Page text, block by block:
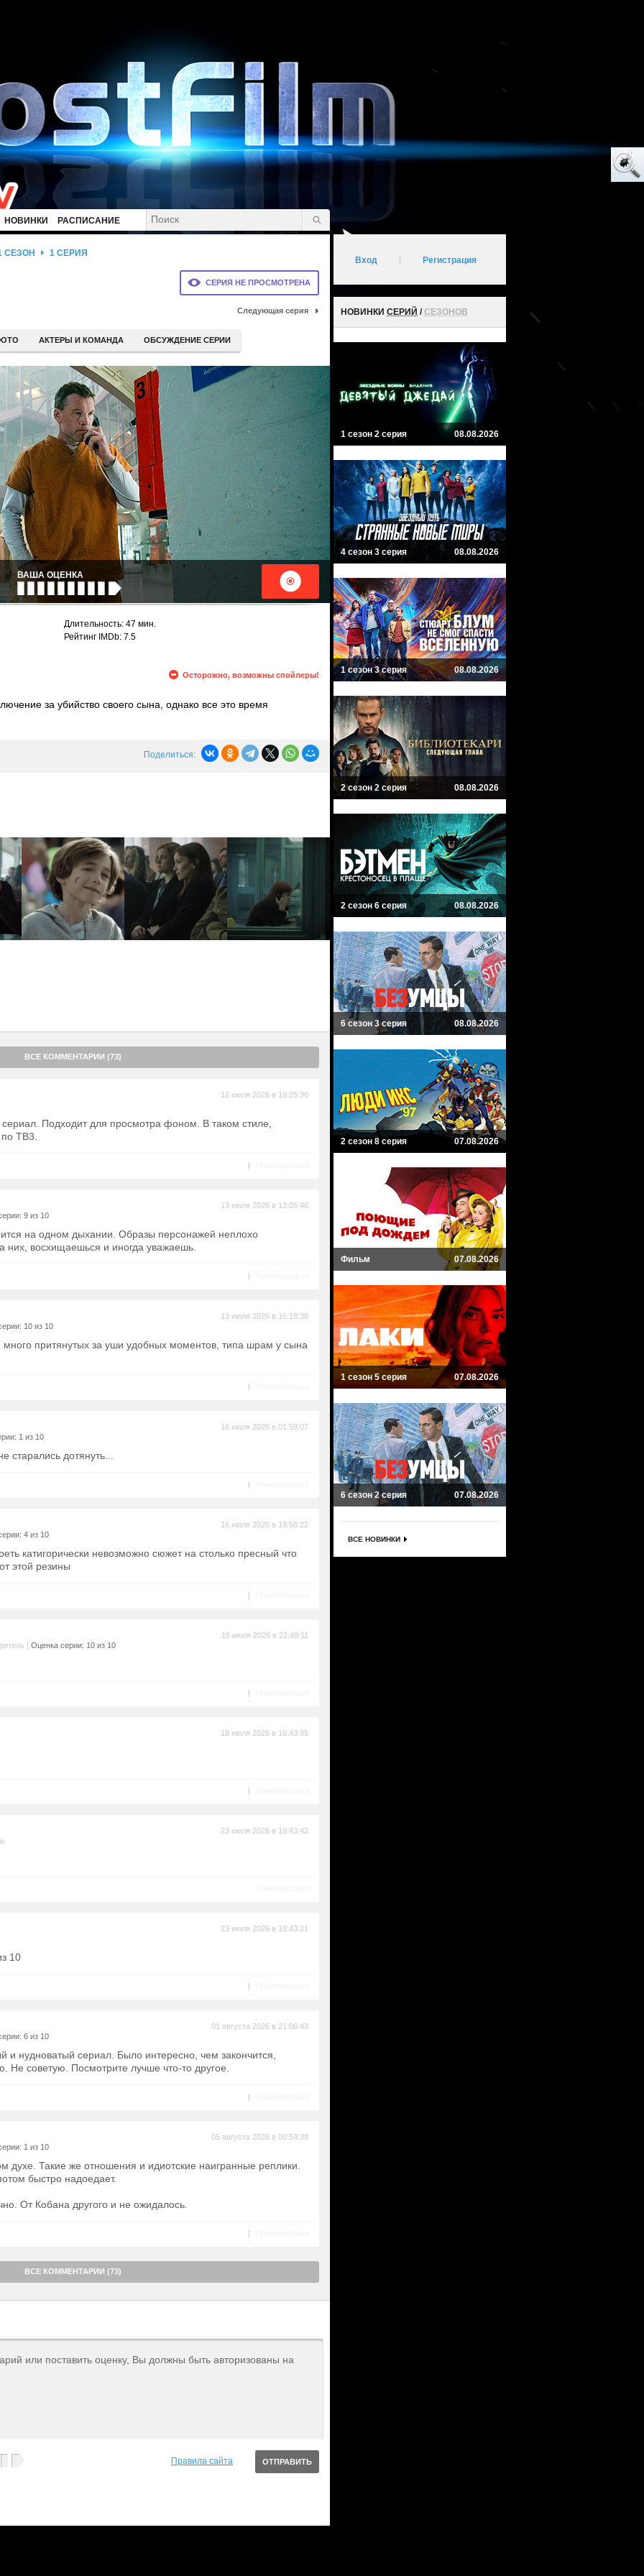
НОВИНКИ РАСПИСАНИЕ
СЕРИЯ НЕ ПРОСМОТРЕНА
СЕЗОН 1 СЕРИЯ
Следующая серия
АКТЕРЫ И КОМАНДА ОБСУЖДЕНИЕ СЕРИИ
ВАША ОЦЕНКА
Длительность: 47 мин.
Рейтинг IMDb: 7.5
Осторожно, возможны спойлеры!
за убийство своего сына, однако все это время
невестка Рейчел Миллс и показывает фотографию, на
Поделиться:
ВСЕ КОММЕНТАРИИ (73)
12 июля 2026 в 19:25:36
Подходит для просмотра фоном. В таком стиле,
ТВ3.
|
9 из 10
13 июля 2026 в 13:05:46
на одном дыхании. Образы персонажей неплохо
них, восхищаешься и иногда уважаешь.
|
10 из 10
13 июля 2026 в 16:18:38
много притянутых за уши удобных моментов, типа шрам у сына
|
1 из 10
16 июля 2026 в 01:59:07
дотянуть...
|
4 из 10
16 июля 2026 в 19:58:22
катигорически невозможно сюжет на столько пресный что
этой резины
|
Оценка серии: 10 из 10
16 июля 2026 в 22:49:11
|
18 июля 2026 в 16:43:35
|
23 июля 2026 в 19:43:42
23 июля 2026 в 19:43:21
10
|
6 из 10
01 августа 2026 в 21:06:43
и нудноватый сериал. Было интересно, чем закончится,
Не советую. Посмотрите лучше что-то другое.
|
1 из 10
05 августа 2026 в 00:54:38
духе. Такие же отношения и идиотские наигранные реплики.
быстро надоедает.
От Кобана другого и не ожидалось.
|
ВСЕ КОММЕНТАРИИ (73)
или поставить оценку, Вы должны быть авторизованы на
Правила сайта
Вход Регистрация
НОВИНКИ СЕРИЙ /СЕЗОНОВ
1 сезон 2 серия 08.08.2026
4 сезон 3 серия 08.08.2026
1 сезон 3 серия 08.08.2026
2 сезон 2 серия 08.08.2026
2 сезон 6 серия 08.08.2026
6 сезон 3 серия 08.08.2026
2 сезон 8 серия 07.08.2026
Фильм 07.08.2026
1 сезон 5 серия 07.08.2026
6 сезон 2 серия 07.08.2026
ВСЕ НОВИНКИ